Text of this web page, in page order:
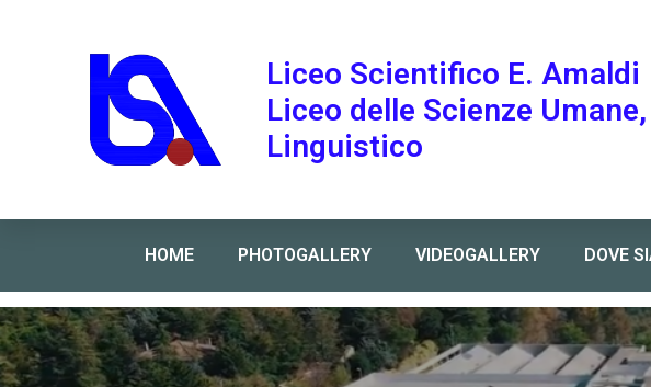
Liceo Scientifico E. Amaldi
Liceo delle Scienze
Linguistico
HOME PHOTOGALLERY VIDEOGALLERY DOVE
Home»ADATTAMENTO CALENDARIO SCOLASTICO A.S. 2024/2025